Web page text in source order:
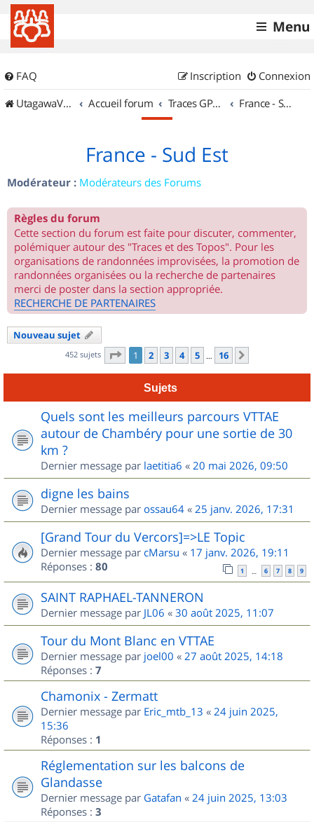
Menu
FAQ Connexion
Inscription
UtagawaVTT (Randos VTT et VTTAE avec traces GPS)
Accueil forum Traces GPS de randos VTT France - Sud Est
France - Sud Est
Modérateur : Modérateurs des Forums
Règles du forum
Cette section du forum est faite pour discuter, commenter,
polémiquer autour des "Traces et des Topos". Pour les
organisations de randonnées improvisées, la promotion de
randonnées organisées ou la recherche de partenaires
merci de poster dans la section appropriée.
RECHERCHE DE PARTENAIRES
Nouveau sujet
452 sujets Page 1sur
1 2 3 4 5 … 16
Sujets
Quels sont les meilleurs parcours VTTAE
autour de Chambéry pour une sortie de 30
km ?
Dernier message par laetitia6 « 20 mai 2026, 09:50
digne les bains
Dernier message par ossau64 « 25 janv. 2026, 17:31
[Grand Tour du Vercors]=>LE Topic
Dernier message par cMarsu « 17 janv. 2026, 19:11
Réponses : 80 1 … 6 7 8 9
SAINT RAPHAEL-TANNERON
Dernier message par JL06 « 30 août 2025, 11:07
Tour du Mont Blanc en VTTAE
Dernier message par joel00 « 27 août 2025, 14:18
Réponses : 7
Chamonix - Zermatt
Dernier message par Eric_mtb_13 « 24 juin 2025,
15:36
Réponses : 1
Réglementation sur les balcons de
Glandasse
Dernier message par Gatafan « 24 juin 2025, 13:03
Réponses : 3